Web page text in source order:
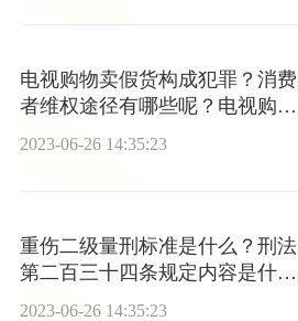
电视购物卖假货构成犯罪？消费
者维权途径有哪些呢？电视购物
2023-06-26 14:35:23
重伤二级量刑标准是什么？刑法
第二百三十四条规定内容是什
2023-06-26 14:35:23